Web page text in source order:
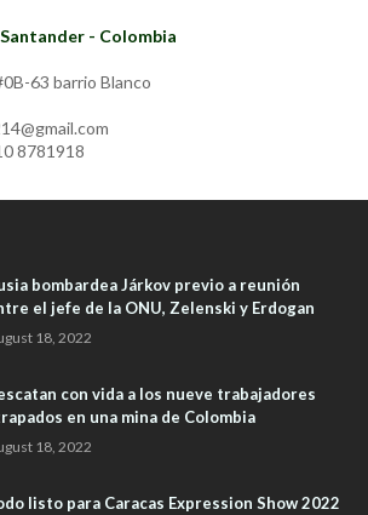
- Colombia
63 barrio Blanco
8781918
bombardea Járkov previo a reunión
el jefe de la ONU, Zelenski y Erdogan
18, 2022
con vida a los nueve trabajadores
en una mina de Colombia
18, 2022
listo para Caracas Expression Show 2022